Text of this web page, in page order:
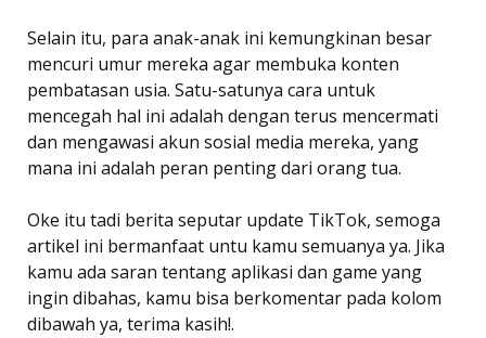
Selain itu, para anak-anak ini kemungkinan besar
mencuri umur mereka agar membuka konten
pembatasan usia. Satu-satunya cara untuk
mencegah hal ini adalah dengan terus mencermati
dan mengawasi akun sosial media mereka, yang
mana ini adalah peran penting dari orang tua.
Oke itu tadi berita seputar update TikTok, semoga
artikel ini bermanfaat untu kamu semuanya ya. Jika
kamu ada saran tentang aplikasi dan game yang
ingin dibahas, kamu bisa berkomentar pada kolom
dibawah ya, terima kasih!.